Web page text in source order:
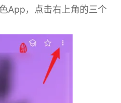
App，点击右上角的三个